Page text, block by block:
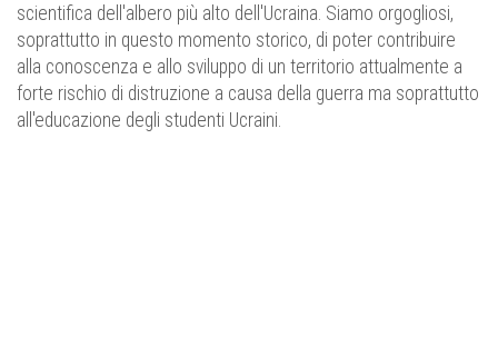
scientifica dell'albero più alto dell'Ucraina. Siamo orgogliosi,
soprattutto in questo momento storico, di poter contribuire
alla conoscenza e allo sviluppo di un territorio attualmente a
forte rischio di distruzione a causa della guerra ma soprattutto
all'educazione degli studenti Ucraini.